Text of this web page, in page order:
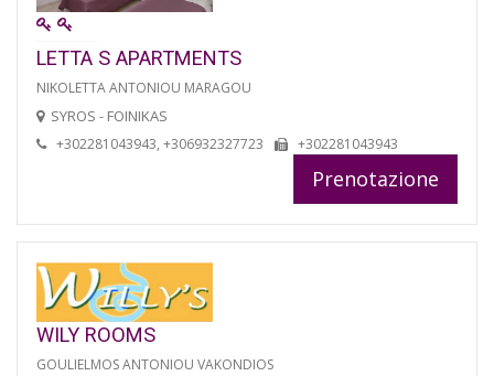
LETTA S APARTMENTS
NIKOLETTA ANTONIOU MARAGOU
SYROS - FOINIKAS
+302281043943, +306932327723 +302281043943
Prenotazione
WILY ROOMS
GOULIELMOS ANTONIOU VAKONDIOS